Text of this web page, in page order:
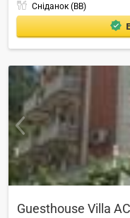
Сніданок (BB)
Guesthouse Villa